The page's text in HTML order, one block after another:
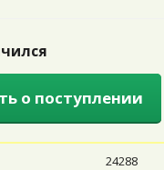
о поступлении
24288